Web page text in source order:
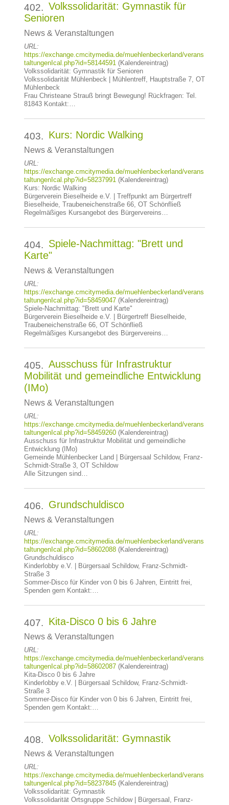
402. Volkssolidarität: Gymnastik für
Senioren
News & Veranstaltungen
URL:
https://exchange.cmcitymedia.de/muehlenbeckerland/verans
taltungenIcal.php?id=58144591(Kalendereintrag)
Volkssolidarität: Gymnastik für Senioren
Volkssolidarität Mühlenbeck | Mühlentreff, Hauptstraße 7, OT
Mühlenbeck
Frau Christeane Strauß bringt Bewegung! Rückfragen: Tel.
81843 Kontakt:…
403. Kurs: Nordic Walking
News & Veranstaltungen
URL:
https://exchange.cmcitymedia.de/muehlenbeckerland/verans
taltungenIcal.php?id=58237991(Kalendereintrag)
Kurs: Nordic Walking
Bürgerverein Bieselheide e.V. | Treffpunkt am Bürgertreff
Bieselheide, Traubeneichenstraße 66, OT Schönfließ
Regelmäßiges Kursangebot des Bürgervereins…
404. Spiele-Nachmittag: "Brett und
Karte"
News & Veranstaltungen
URL:
https://exchange.cmcitymedia.de/muehlenbeckerland/verans
taltungenIcal.php?id=58459047(Kalendereintrag)
Spiele-Nachmittag: "Brett und Karte"
Bürgerverein Bieselheide e.V. | Bürgertreff Bieselheide,
Traubeneichenstraße 66, OT Schönfließ
Regelmäßiges Kursangebot des Bürgervereins…
405. Ausschuss für Infrastruktur
Mobilität und gemeindliche Entwicklung
(IMo)
News & Veranstaltungen
URL:
https://exchange.cmcitymedia.de/muehlenbeckerland/verans
taltungenIcal.php?id=58459260(Kalendereintrag)
Ausschuss für Infrastruktur Mobilität und gemeindliche
Entwicklung (IMo)
Gemeinde Mühlenbecker Land | Bürgersaal Schildow, Franz-
Schmidt-Straße 3, OT Schildow
Alle Sitzungen sind…
406. Grundschuldisco
News & Veranstaltungen
URL:
https://exchange.cmcitymedia.de/muehlenbeckerland/verans
taltungenIcal.php?id=58602088(Kalendereintrag)
Grundschuldisco
Kinderlobby e.V. | Bürgersaal Schildow, Franz-Schmidt-
Straße 3
Sommer-Disco für Kinder von 0 bis 6 Jahren, Eintritt frei,
Spenden gern Kontakt:…
407. Kita-Disco 0 bis 6 Jahre
News & Veranstaltungen
URL:
https://exchange.cmcitymedia.de/muehlenbeckerland/verans
taltungenIcal.php?id=58602087(Kalendereintrag)
Kita-Disco 0 bis 6 Jahre
Kinderlobby e.V. | Bürgersaal Schildow, Franz-Schmidt-
Straße 3
Sommer-Disco für Kinder von 0 bis 6 Jahren, Eintritt frei,
Spenden gern Kontakt:…
408. Volkssolidarität: Gymnastik
News & Veranstaltungen
URL:
https://exchange.cmcitymedia.de/muehlenbeckerland/verans
taltungenIcal.php?id=58237845(Kalendereintrag)
Volkssolidarität: Gymnastik
Volkssolidarität Ortsgruppe Schildow | Bürgersaal, Franz-